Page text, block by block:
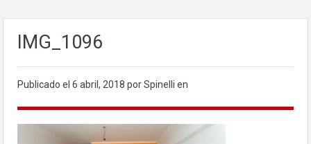
IMG_1096
Publicado el 6 abril, 2018 por Spinelli en